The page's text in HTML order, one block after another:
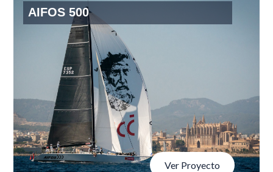
ADRIÁN HOTELES
AIFOS 500
Ver Proyecto